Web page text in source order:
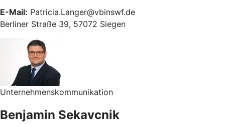
E-Mail: Patricia.Langer@vbinswf.de
Berliner Straße 39, 57072 Siegen
Unternehmenskommunikation
Benjamin Sekavcnik